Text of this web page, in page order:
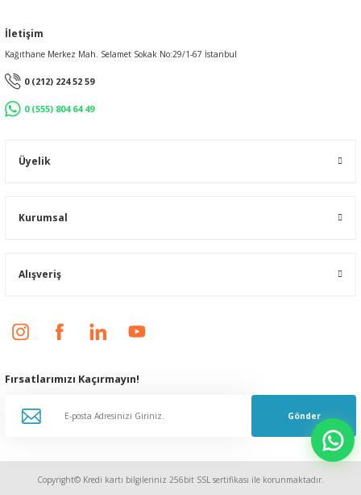
İletişim
Kağıthane Merkez Mah. Selamet Sokak No:29/1-67 İstanbul
0 (212) 224 52 59
0 (555) 804 64 49
Üyelik
Kurumsal
Alışveriş
Fırsatlarımızı Kaçırmayın!
Gönder
Copyright© Kredi kartı bilgileriniz 256bit SSL sertifikası ile korunmaktadır.